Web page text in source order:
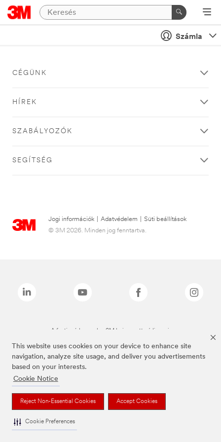
This website uses cookies on your device to enhance site
navigation, analyze site usage, and deliver you advertisements
based on your interests.
Cookie Notice
Reject Non-Essential Cookies Accept Cookies
Cookie Preferences
Számla
CÉGÜNK
HÍREK
SZABÁLYOZÓK
SEGÍTSÉG
Jogi információk Adatvédelem
Süti beállítások
© 3M 2026. Minden jog fenntartva.
A fenti márkanevek a 3M bejegyzett védjegyei.